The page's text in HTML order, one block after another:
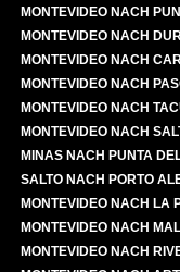
MONTEVIDEO NACH
MONTEVIDEO NACH
MONTEVIDEO NACH
MONTEVIDEO NACH
MONTEVIDEO NACH
MONTEVIDEO NACH
MINAS NACH PUNTA
SALTO NACH PORTO
MONTEVIDEO NACH LA
MONTEVIDEO NACH
MONTEVIDEO NACH